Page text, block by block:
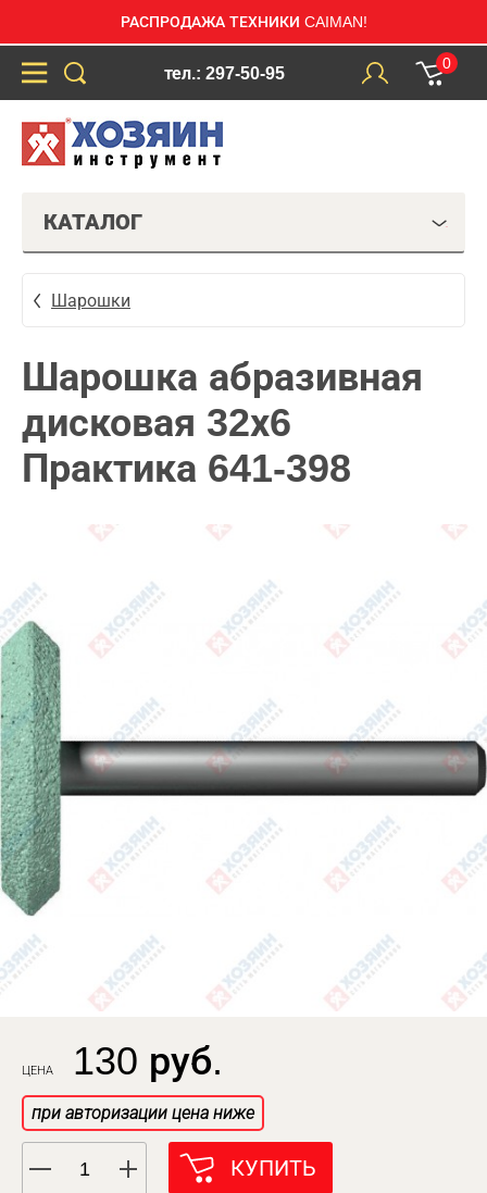
РАСПРОДАЖА ТЕХНИКИ CAIMAN!
тел.: 297-50-95
0
КАТАЛОГ
Шарошки
Шарошка абразивная
дисковая 32х6
Практика 641-398
ЦЕНА 130 руб.
при авторизации цена ниже
КУПИТЬ